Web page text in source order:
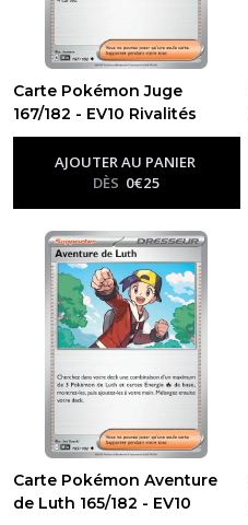
Carte Pokémon Juge
167/182 - EV10 Rivalités
Destinées-Ev10 - Rivalités
DestinéesAJOUTER AU PANIER
DÈS 0€25
Carte Pokémon Aventure
de Luth 165/182 - EV10